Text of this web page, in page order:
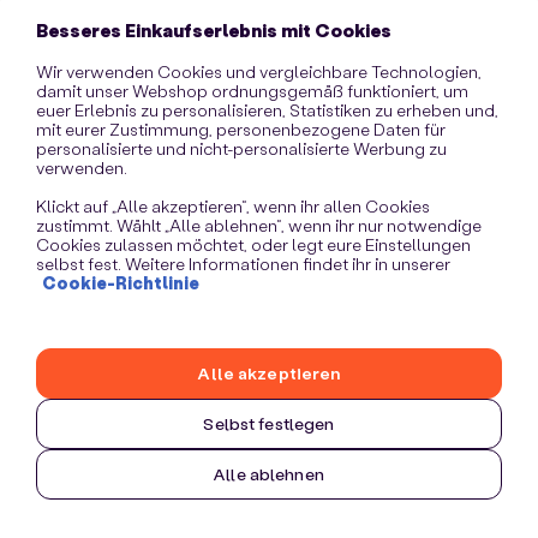
information).
Besseres Einkaufserlebnis mit Cookies
Wir verwenden Cookies und vergleichbare Technologien,
damit unser Webshop ordnungsgemäß funktioniert, um
euer Erlebnis zu personalisieren, Statistiken zu erheben und,
mit eurer Zustimmung, personenbezogene Daten für
personalisierte und nicht-personalisierte Werbung zu
verwenden.
Klickt auf „Alle akzeptieren“, wenn ihr allen Cookies
zustimmt. Wählt „Alle ablehnen“, wenn ihr nur notwendige
Cookies zulassen möchtet, oder legt eure Einstellungen
selbst fest. Weitere Informationen findet ihr in unserer
Cookie-Richtlinie
Selbst festlegen
Alle ablehnen
Alle akzeptieren